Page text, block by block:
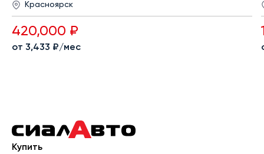
Красноярск
420,000 ₽
от 3,433 ₽/мес
Купить